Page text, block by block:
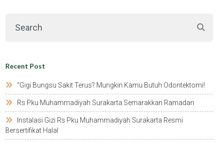
Recent Post
“gigi Bungsu Sakit Terus? Mungkin Kamu Butuh Odontektomi!
Rs Pku Muhammadiyah Surakarta Semarakkan Ramadan
Instalasi Gizi Rs Pku Muhammadiyah Surakarta Resmi
Bersertifikat Halal